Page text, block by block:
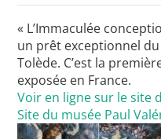
Les
Critique
« L’Immaculée
un prêt exceptionnel
Tolède. C’est la
exposée en France.
Voir en ligne sur le site
Site du musée Paul